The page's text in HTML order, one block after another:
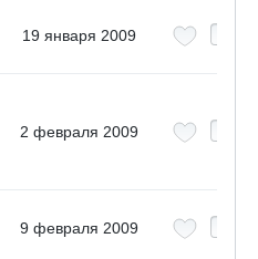
19 января 2009
2 февраля 2009
9 февраля 2009